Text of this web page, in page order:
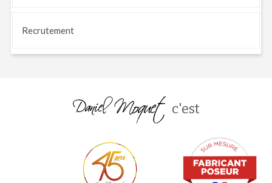
Recrutement
c'est